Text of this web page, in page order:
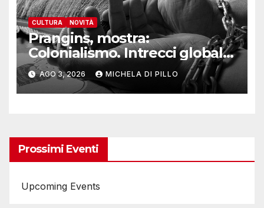
CULTURA NOVITÀ
Prangins, mostra:
Colonialismo. Intrecci globali
della Svizzera
AGO 3, 2026 MICHELA DI PILLO
Prossimi Eventi
Upcoming Events